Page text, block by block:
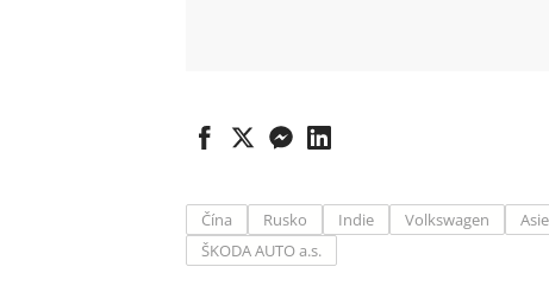
Čína Rusko Indie Volkswagen Asie
ŠKODA AUTO a.s.